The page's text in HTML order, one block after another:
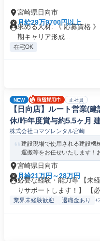
宮崎県日向市
月給29万9700円以上
求める人材: 《 応募資格
期キャリア形成...
在宅OK
NEW 正社員
【日向店】ルート営業(
休/昨年度賞与約5.5ヶ月
株式会社コマツレンタル宮崎
建設現場で使用される建設機
運搬等をお任せいたします！
宮崎県日向市
月給21万円～28万円
必要な経験・能力等 【未
りサポートします！】 【必
業界未経験歓迎 退職金あり